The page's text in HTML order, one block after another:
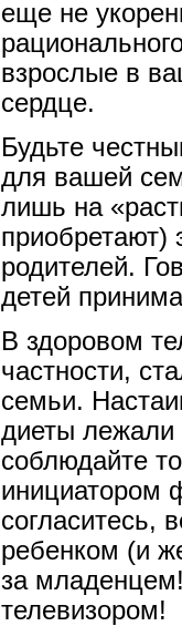
еще не
взрослые в
сердце.
Будьте
для вашей
лишь на
приобретают)
родителей.
детей
В здоровом
частности,
семьи.
диеты лежали
соблюдайте
инициатором
согласитесь,
ребенком (и
за
телевизором!